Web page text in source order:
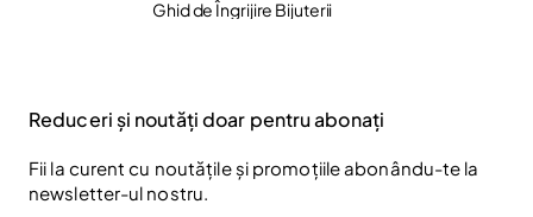
Ghid de Îngrijire Bijuterii
Reduceri și noutăți doar pentru abonați
Fii la curent cu noutățile și promoțiile abonându-te la
newsletter-ul nostru.